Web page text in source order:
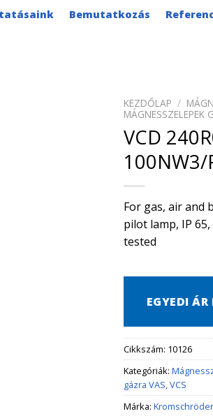
Bemutatkozás
KEZDŐLAP /
MÁGNESSZELEPEK
VCD
100NW3/
For gas, air and
pilot lamp, IP
tested
EGYEDI ÁR
Cikkszám: 10126
Kategóriák:
gázra VAS, VCS
Márka: Kromschröder